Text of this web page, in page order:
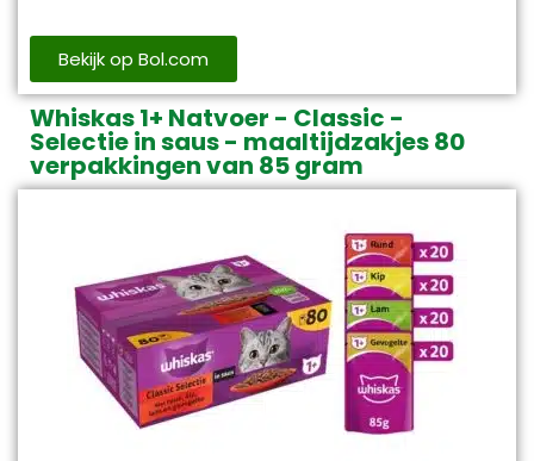
Bekijk op Bol.com
Whiskas 1+ Natvoer - Classic -
Selectie in saus - maaltijdzakjes 80
verpakkingen van 85 gram